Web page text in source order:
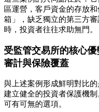
區運營，客戶資金的存放
箱」，缺乏獨立的第三方
時，投資者往往求助無門。
受監管交易所的核心
審計與保險覆蓋
與上述案例形成鮮明對比
建立健全的投資者保護機
可有可無的選項。